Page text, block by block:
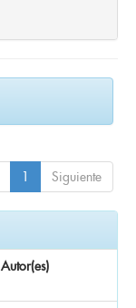
1 Siguiente
Autor(es)